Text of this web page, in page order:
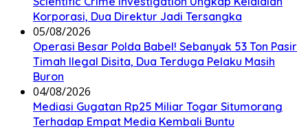
Korporasi, Dua Direktur Jadi Tersangka
05/08/2026
Operasi Besar Polda Babel! Sebanyak 53 Ton Pasir
Timah Ilegal Disita, Dua Terduga Pelaku Masih
Buron
04/08/2026
Mediasi Gugatan Rp25 Miliar Togar Situmorang
Terhadap Empat Media Kembali Buntu